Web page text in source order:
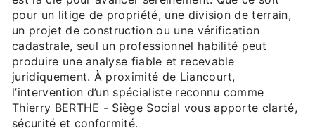
pour un litige de propriété, une division de terrain,
un projet de construction ou une vérification
cadastrale, seul un professionnel habilité peut
produire une analyse fiable et recevable
juridiquement. À proximité de Liancourt,
l’intervention d’un spécialiste reconnu comme
Thierry BERTHE - Siège Social vous apporte clarté,
sécurité et conformité.